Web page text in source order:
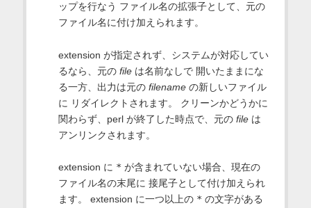
ップを行なう ファイル名の拡張子として、元の
ファイル名に付け加えられます。
extension が指定されず、システムが対応してい
るなら、元の fileは名前なしで 開いたままにな
る一方、出力は元の filenameの新しいファイル
に リダイレクトされます。 クリーンかどうかに
関わらず、perl が終了した時点で、元の fileは
アンリンクされます。
extension に * が含まれていない場合、現在の
ファイル名の末尾に 接尾子として付け加えられ
ます。 extension に一つ以上の * の文字がある